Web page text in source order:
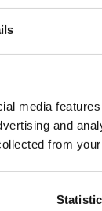
media
and
from